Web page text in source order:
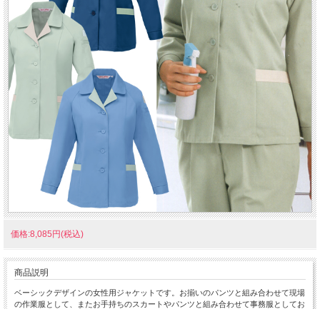
価格:8,085円(税込)
商品説明
ベーシックデザインの女性用ジャケットです。お揃いのパンツと組み合わせて現場
の作業服として、またお手持ちのスカートやパンツと組み合わせて事務服としてお